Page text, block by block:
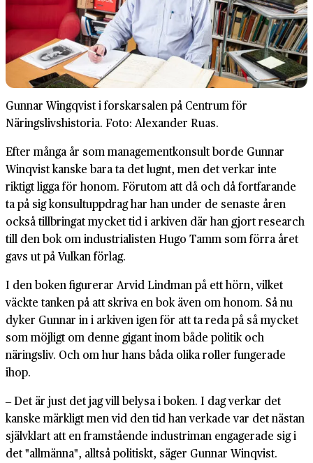
Gunnar Wingqvist i forskarsalen på Centrum för
Näringslivshistoria. Foto: Alexander Ruas.
Efter många år som managementkonsult borde Gunnar
Winqvist kanske bara ta det lugnt, men det verkar inte
riktigt ligga för honom. Förutom att då och då fortfarande
ta på sig konsultuppdrag har han under de senaste åren
också tillbringat mycket tid i arkiven där han gjort research
till den bok om industrialisten Hugo Tamm som förra året
gavs ut på Vulkan förlag.
I den boken figurerar Arvid Lindman på ett hörn, vilket
väckte tanken på att skriva en bok även om honom. Så nu
dyker Gunnar in i arkiven igen för att ta reda på så mycket
som möjligt om denne gigant inom både politik och
näringsliv. Och om hur hans båda olika roller fungerade
ihop.
‒ Det är just det jag vill belysa i boken. I dag verkar det
kanske märkligt men vid den tid han verkade var det nästan
självklart att en framstående industriman engagerade sig i
det "allmänna", alltså politiskt, säger Gunnar Winqvist.